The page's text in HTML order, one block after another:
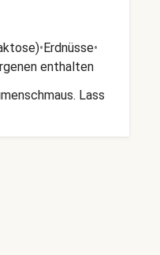
•Erdnüsse•
enthalten
Lass